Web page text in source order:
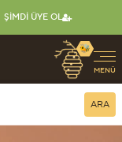
ŞIMDI ÜYE OL
🐝
MENÜ
ARA